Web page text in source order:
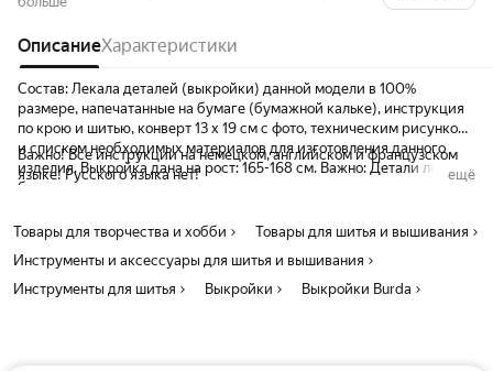
ОписаниеХарактеристики
Состав: Лекала деталей (выкройки) данной модели в 100%
размере, напечатанные на бумаге (бумажной кальке), инструкция
по крою и шитью, конверт 13 х 19 см с фото, техническим рисунком
и списком необходимых материалов для изготовления данного
изделия. Выкройка дана на рост: 165-168 см. Важно: Детали лекал
без припусков на швы.
Важно! Все инструкции на немецком, английском и французском
языке! Русского языка нет!
ещё
Товары для творчества и хобби
Товары для шитья и вышивания
Инструменты и аксессуары для шитья и вышивания
Инструменты для шитья
Выкройки Выкройки Burda